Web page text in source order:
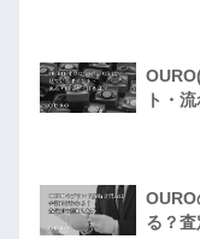
ト・
る？